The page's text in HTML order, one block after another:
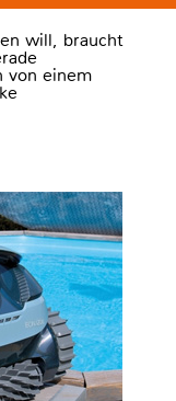
will, braucht
von einem